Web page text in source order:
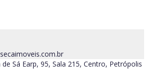
Sá Earp, 95, Sala 215, Centro, Petrópolis